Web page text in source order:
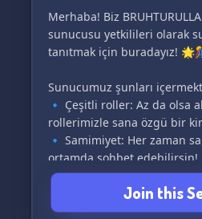
Merhaba! Biz
sunucusu yetkilileri olarak
tanıtmak için buradayız!
Sunucumuz şunları
🔹 Çeşitli roller: Az da olsa
rollerimizle sana özgü bir
🔹 Samimiyet: Her zaman
ortamda sohbet edebilirsin!
🔹 Aktif kitle: Ara sıra aktif
keyifli vakit geçirebilirsin.
adminlerimiz her zaman
Join this